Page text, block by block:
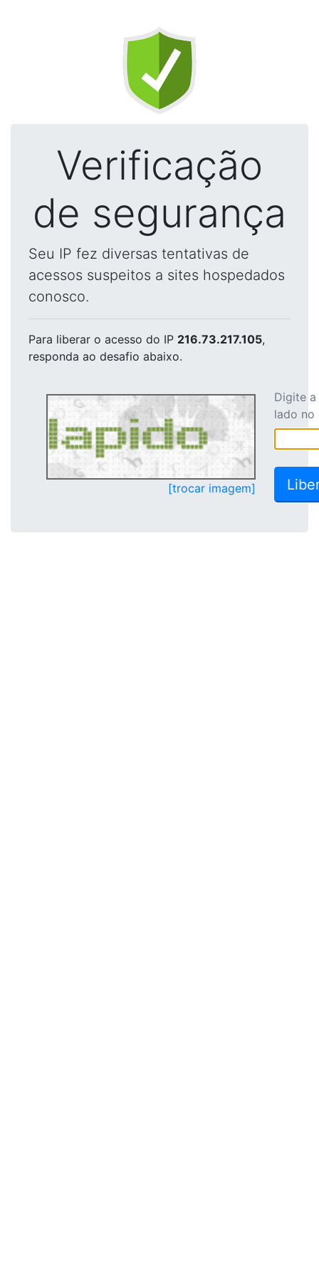
Verificação
de segurança
Seu IP fez diversas tentativas de
acessos suspeitos a sites hospedados
conosco.
Para liberar o acesso do IP 216.73.217.105,
responda ao desafio abaixo.
[trocar imagem]
Digite
lado no